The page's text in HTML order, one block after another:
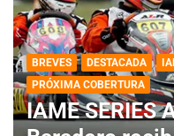
BREVES DESTACADA
PRÓXIMA COBERTURA
IAME SERIES